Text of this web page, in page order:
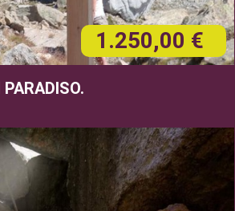
1.250,00 €